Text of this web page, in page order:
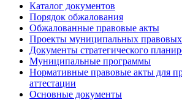
Каталог документов
Порядок обжалования
Обжалованные правовые акты
Проекты муниципальных правовых
Документы стратегического
Муниципальные программы
Нормативные правовые акты для
аттестации
Основные документы